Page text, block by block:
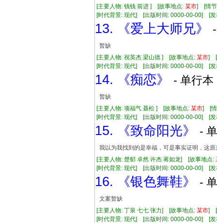
[主要人物: 钱钱 前进 ] [故事地点: 某市] [情
[时代背景: 现代] [出版时间: 0000-00-00] [
13. 《爱上大师兄》
暂缺
[主要人物: 祝英杰 梁山德 ] [故事地点: 某市] [
[时代背景: 现代] [出版时间: 0000-00-00] [
14. 《痴恋》 - 单行
暂缺
[主要人物: 项福气 聂松 ] [故事地点: 某市] [情
[时代背景: 现代] [出版时间: 0000-00-00] [
15. 《致命阳光》 -
我以为我找到的是幸福，可是事实证明，这
[主要人物: 楚郁 卓然 许杰 蒋如龙] [故事地点:
[时代背景: 现代] [出版时间: 0000-00-00] [
16. 《银色舞鞋》 -
文案暂缺
[主要人物: 丁泉 七七 张力] [故事地点: 某市] [
[时代背景: 现代] [出版时间: 0000-00-00] [